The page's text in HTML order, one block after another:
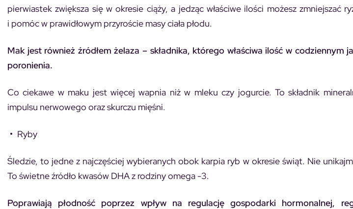
pierwiastek zwiększa się w okresie ciąży, a jedząc właściwe ilości możesz zmniejszać
i pomóc w prawidłowym przyroście masy ciała płodu.
Mak jest również źródłem żelaza – składnika, którego właściwa ilość w codziennym
poronienia.
Co ciekawe w maku jest więcej wapnia niż w mleku czy jogurcie. To składnik
impulsu nerwowego oraz skurczu mięśni.
Ryby
Śledzie, to jedne z najczęściej wybieranych obok karpia ryb w okresie świąt. Nie
To świetne źródło kwasów DHA z rodziny omega -3.
Poprawiają płodność poprzez wpływ na regulację gospodarki hormonalnej,